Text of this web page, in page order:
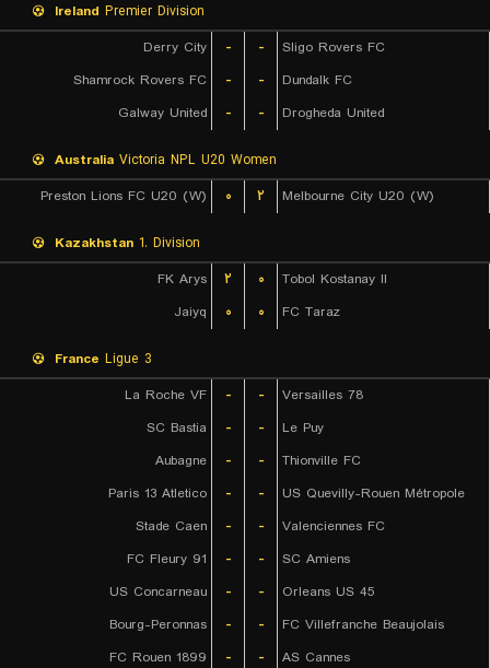
Ireland Premier Division
Derry City
- -
Sligo Rovers FC
Shamrock Rovers FC
- -
Dundalk FC
Galway United
- - Drogheda United
Australia Victoria NPL U20 Women
Preston Lions FC U20 (W)
۰ ۲ Melbourne City U20 (W)
Kazakhstan 1. Division
FK Arys
۲ ۰
Tobol Kostanay II
Jaiyq
۰ ۰ FC Taraz
France Ligue 3
La Roche VF
- -
Versailles 78
SC Bastia
- -
Le Puy
Aubagne
- -
Thionville FC
Paris 13 Atletico
- -
US Quevilly-Rouen Métropole
Stade Caen
- -
Valenciennes FC
FC Fleury 91
- -
SC Amiens
US Concarneau
- -
Orleans US 45
Bourg-Peronnas
- -
FC Villefranche Beaujolais
FC Rouen 1899
- - AS Cannes